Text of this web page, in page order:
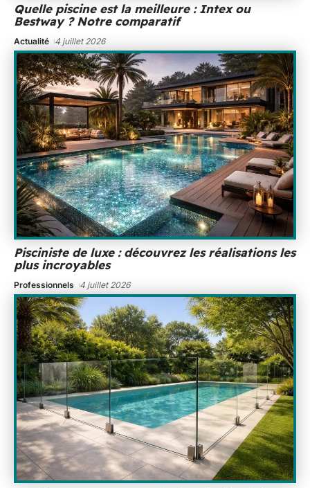
Quelle piscine est la meilleure : Intex ou
Bestway ? Notre comparatif
Actualité 4 juillet 2026
Pisciniste de luxe : découvrez les réalisations les
plus incroyables
Professionnels 4 juillet 2026